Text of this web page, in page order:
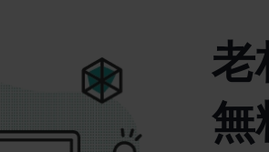
老
無